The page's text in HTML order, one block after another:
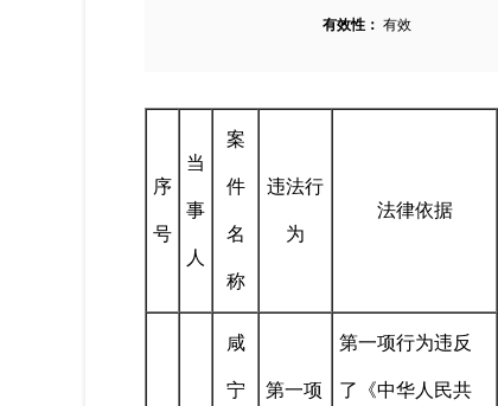
有效性： 有效
序
号
当
事
人
案
件
名
称
违法行
为
法律依据
咸
宁 第一项
第一项行为违反
了《中华人民共